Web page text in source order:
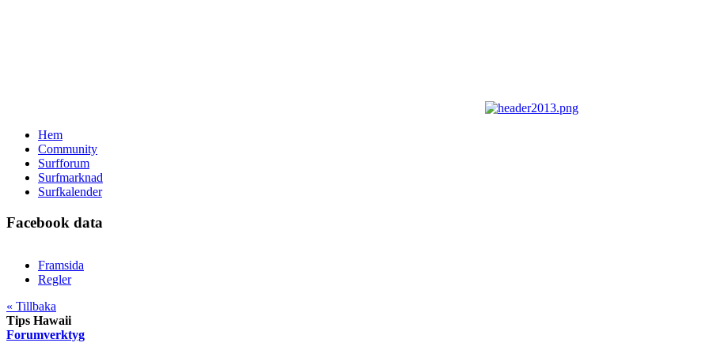
Hem
Community
Surfforum
Surfmarknad
Surfkalender
Facebook data
Framsida
Regler
« Tillbaka
Tips Hawaii
Forumverktyg